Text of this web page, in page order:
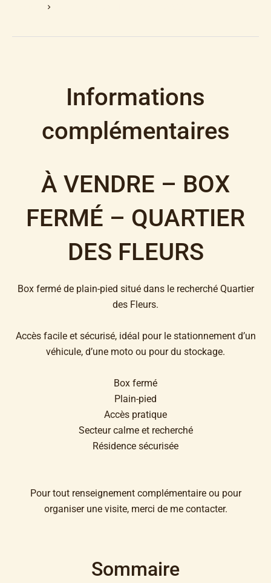
Informations
complémentaires
À VENDRE – BOX
FERMÉ – QUARTIER
DES FLEURS
Box fermé de plain-pied situé dans le recherché Quartier
des Fleurs.
Accès facile et sécurisé, idéal pour le stationnement d’un
véhicule, d’une moto ou pour du stockage.
Box fermé
Plain-pied
Accès pratique
Secteur calme et recherché
Résidence sécurisée
Pour tout renseignement complémentaire ou pour
organiser une visite, merci de me contacter.
Sommaire